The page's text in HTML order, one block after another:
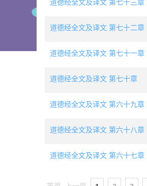
道德经全文及译文 第七十二章
道德经全文及译文 第七十一章
道德经全文及译文 第七十章
道德经全文及译文 第六十九章
道德经全文及译文 第六十八章
道德经全文及译文 第六十七章